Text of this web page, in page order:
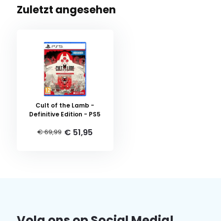
Zuletzt angesehen
Cult of the Lamb -
Definitive Edition - PS5
€ 69,99 € 51,95